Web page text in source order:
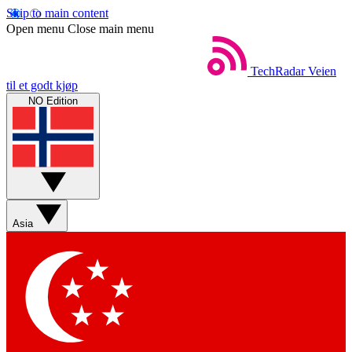
Skip to main content
Open menu Close main menu
TechRadar Veien
til et godt kjøp
NO Edition
Asia